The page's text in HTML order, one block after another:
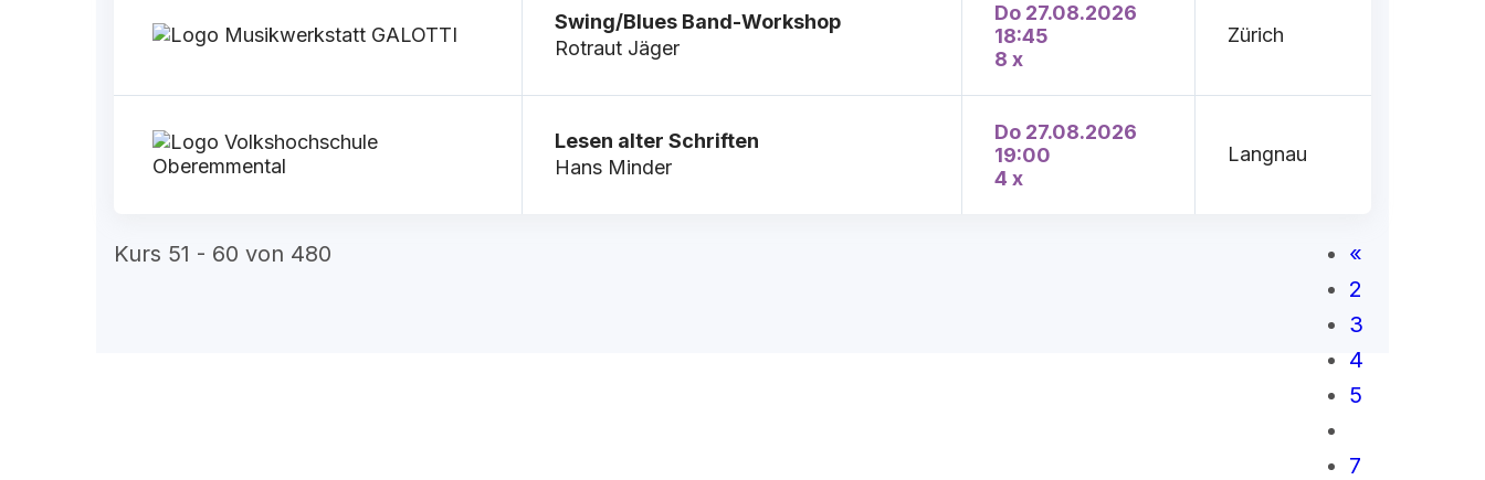
Swing/Blues Band-Workshop
Rotraut Jäger
Do 27.08.2026
18:45
8 x
Zürich
Lesen alter Schriften
Hans Minder
Do 27.08.2026
19:00
4 x
Langnau
Kurs 51 - 60 von 480
«
2
3
4
5
7